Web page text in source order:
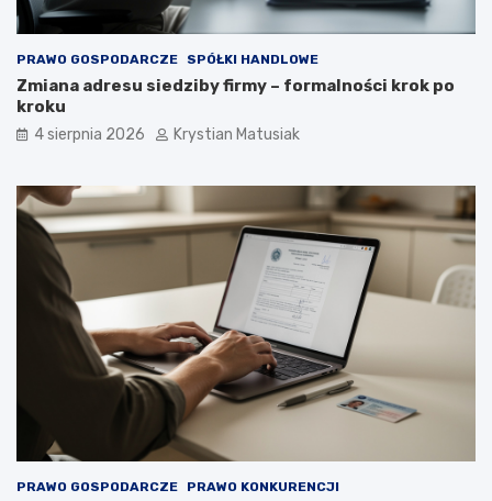
PRAWO GOSPODARCZE SPÓŁKI HANDLOWE
Zmiana adresu siedziby firmy – formalności krok po
kroku
4 sierpnia 2026 Krystian Matusiak
PRAWO GOSPODARCZE PRAWO KONKURENCJI